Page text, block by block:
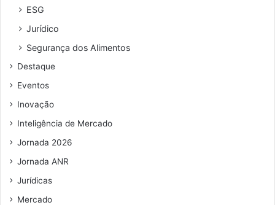
e
e
a
i
ESG
Jurídico
Segurança dos Alimentos
Destaque
Eventos
Inovação
Inteligência de Mercado
Jornada 2026
Jornada ANR
Jurídicas
Mercado